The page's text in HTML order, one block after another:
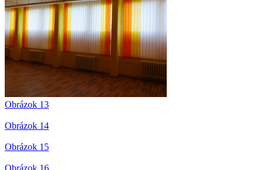
Obrázok 13
Obrázok 14
Obrázok 15